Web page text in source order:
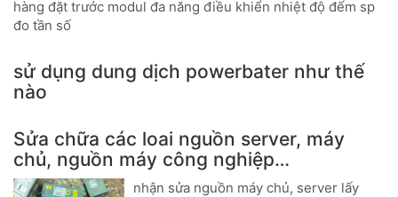
hàng đặt trước modul đa năng điều khiển nhiệt độ đếm sp
đo tần số
sử dụng dung dịch powerbater như thế
nào
Sửa chữa các loai nguồn server, máy
chủ, nguồn máy công nghiệp…
nhận sửa nguồn máy chủ, server lấy